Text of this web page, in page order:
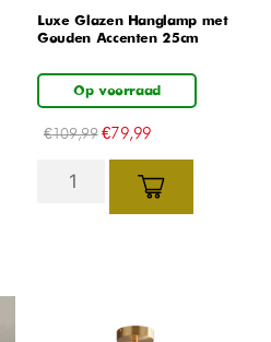
Luxe Glazen Hanglamp met
Gouden Accenten 25cm
Op voorraad
€109,99 €79,99